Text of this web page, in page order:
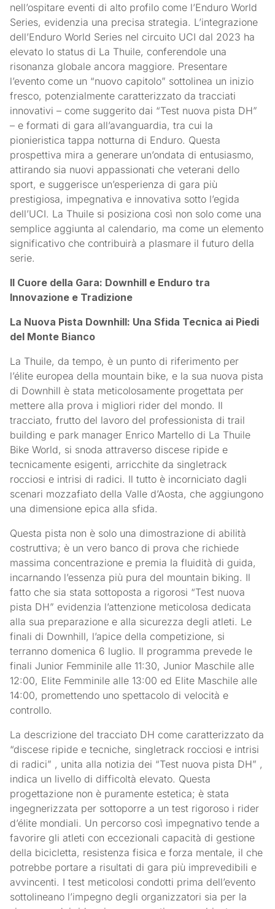
nell’ospitare eventi di alto profilo come l’Enduro World
Series, evidenzia una precisa strategia. L’integrazione
dell’Enduro World Series nel circuito UCI dal 2023 ha
elevato lo status di La Thuile, conferendole una
risonanza globale ancora maggiore. Presentare
l’evento come un “nuovo capitolo” sottolinea un inizio
fresco, potenzialmente caratterizzato da tracciati
innovativi – come suggerito dai “Test nuova pista DH”
– e formati di gara all’avanguardia, tra cui la
pionieristica tappa notturna di Enduro. Questa
prospettiva mira a generare un’ondata di entusiasmo,
attirando sia nuovi appassionati che veterani dello
sport, e suggerisce un’esperienza di gara più
prestigiosa, impegnativa e innovativa sotto l’egida
dell’UCI. La Thuile si posiziona così non solo come una
semplice aggiunta al calendario, ma come un elemento
significativo che contribuirà a plasmare il futuro della
serie.
Il Cuore della Gara: Downhill e Enduro tra
Innovazione e Tradizione
La Nuova Pista Downhill: Una Sfida Tecnica ai Piedi
del Monte Bianco
La Thuile, da tempo, è un punto di riferimento per
l’élite europea della mountain bike, e la sua nuova pista
di Downhill è stata meticolosamente progettata per
mettere alla prova i migliori rider del mondo. Il
tracciato, frutto del lavoro del professionista di trail
building e park manager Enrico Martello di La Thuile
Bike World, si snoda attraverso discese ripide e
tecnicamente esigenti, arricchite da singletrack
rocciosi e intrisi di radici. Il tutto è incorniciato dagli
scenari mozzafiato della Valle d’Aosta, che aggiungono
una dimensione epica alla sfida.
Questa pista non è solo una dimostrazione di abilità
costruttiva; è un vero banco di prova che richiede
massima concentrazione e premia la fluidità di guida,
incarnando l’essenza più pura del mountain biking. Il
fatto che sia stata sottoposta a rigorosi “Test nuova
pista DH” evidenzia l’attenzione meticolosa dedicata
alla sua preparazione e alla sicurezza degli atleti. Le
finali di Downhill, l’apice della competizione, si
terranno domenica 6 luglio. Il programma prevede le
finali Junior Femminile alle 11:30, Junior Maschile alle
12:00, Elite Femminile alle 13:00 ed Elite Maschile alle
14:00, promettendo uno spettacolo di velocità e
controllo.
La descrizione del tracciato DH come caratterizzato da
“discese ripide e tecniche, singletrack rocciosi e intrisi
di radici” , unita alla notizia dei “Test nuova pista DH” ,
indica un livello di difficoltà elevato. Questa
progettazione non è puramente estetica; è stata
ingegnerizzata per sottoporre a un test rigoroso i rider
d’élite mondiali. Un percorso così impegnativo tende a
favorire gli atleti con eccezionali capacità di gestione
della bicicletta, resistenza fisica e forza mentale, il che
potrebbe portare a risultati di gara più imprevedibili e
avvincenti. I test meticolosi condotti prima dell’evento
sottolineano l’impegno degli organizzatori sia per la